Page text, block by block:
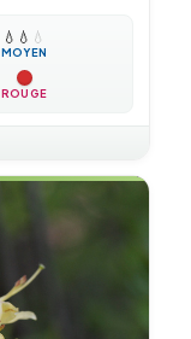
💧 💧 💧
MOYEN
ROUGE